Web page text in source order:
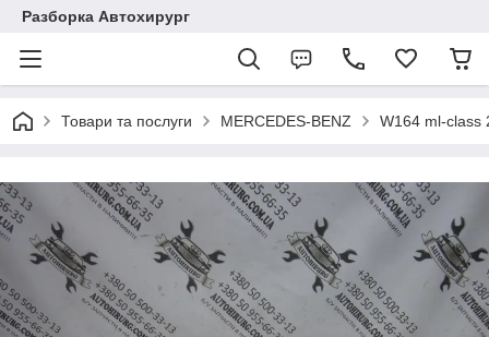
Разборка Автохирург
Товари та послуги MERCEDES-BENZ W164 ml-class